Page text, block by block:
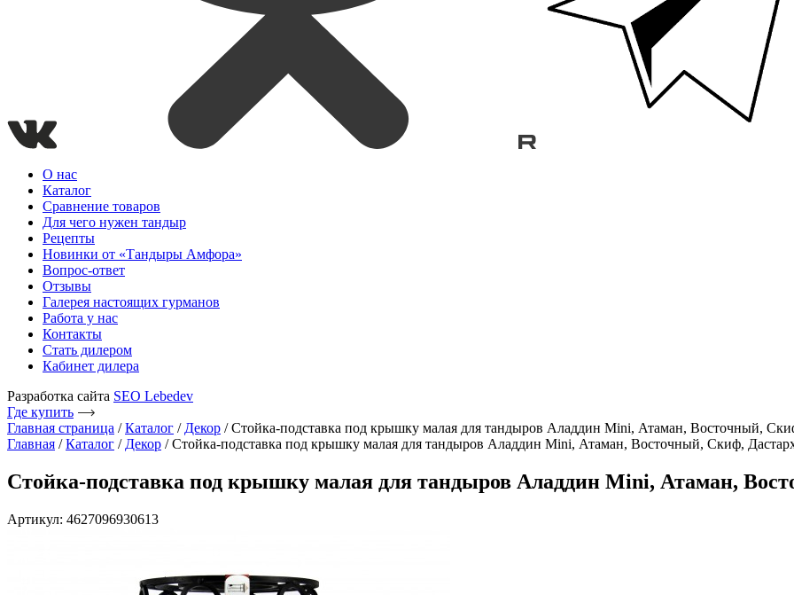
О нас
Каталог
Сравнение товаров
Для чего нужен тандыр
Рецепты
Новинки от «Тандыры Амфора»
Вопрос-ответ
Отзывы
Галерея настоящих гурманов
Работа у нас
Контакты
Стать дилером
Кабинет дилера
Разработка сайта SEO Lebedev
Где купить
Главная страница /Каталог / Декор /Стойка-подставка под крышку малая для тандыров Аладдин Mini, Атаман, Восточный,
Главная /Каталог / Декор / Стойка-подставка под крышку малая для тандыров Аладдин Mini, Атаман, Восточный, Скиф,
Стойка-подставка под крышку малая для тандыров Аладдин Mini, Атаман,
Артикул: 4627096930613